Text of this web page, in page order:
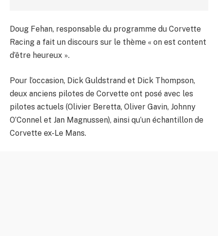
Doug Fehan, responsable du programme du Corvette
Racing a fait un discours sur le thème « on est content
d’être heureux ».
Pour l’occasion, Dick Guldstrand et Dick Thompson,
deux anciens pilotes de Corvette ont posé avec les
pilotes actuels (Olivier Beretta, Oliver Gavin, Johnny
O’Connel et Jan Magnussen), ainsi qu’un échantillon de
Corvette ex-Le Mans.